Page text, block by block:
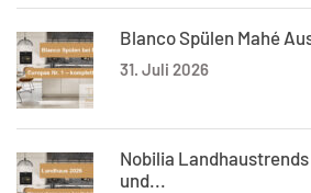
Blanco Spülen Mahé
31. Juli 2026
Nobilia
und...